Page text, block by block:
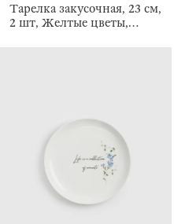
Тарелка закусочная, 23 см,
2 шт, Желтые цветы,